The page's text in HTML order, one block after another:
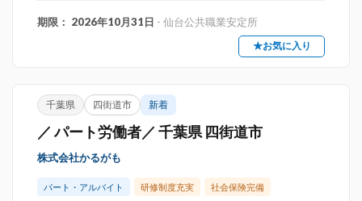
期限： 2026年10月31日 - 仙台公共職業安定所
★お気に入り
千葉県 四街道市 新着
／ パート労働者／ 千葉県 四街道市
株式会社かるがも
パート・アルバイト 研修制度充実 社会保険完備